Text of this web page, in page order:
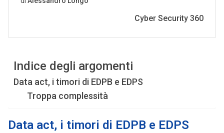
Indice degli argomenti
Data act, i timori di EDPB e EDPS
Troppa complessità
Data act, i timori di EDPB e EDPS